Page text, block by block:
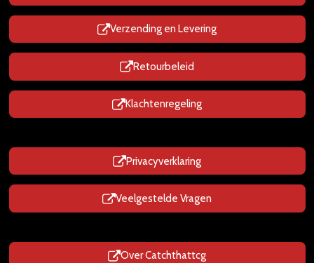
Verzending en Levering
Retourbeleid
Klachtenregeling
Privacyverklaring
Veelgestelde Vragen
Over Catchthattcg